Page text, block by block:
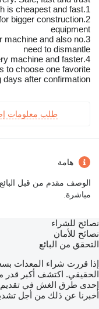
1.Container: which is cheapest and fast.
bigger construction
equipment
machine and also no
need to dismantle
4.RO RO ship: which is good for every machine and faster.
to choose one favorite.
days after confirmation
طلب معلومات
هامة
الوصف مقدم من قبل
مباشرة.
نصائح للشراء
نصائح للأمان
التحقق من البائع
إذا قررت شراء المعدات
الحقيقي. اكتشف أكبر قدر
إحدى طرق الغش في
أخبرنا عن ذلك من أجل